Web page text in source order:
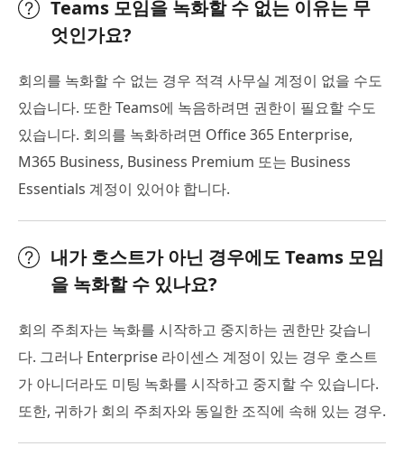
Teams 모임을 녹화할 수 없는 이유는 무
엇인가요?
회의를 녹화할 수 없는 경우 적격 사무실 계정이 없을 수도
있습니다. 또한 Teams에 녹음하려면 권한이 필요할 수도
있습니다. 회의를 녹화하려면 Office 365 Enterprise,
M365 Business, Business Premium 또는 Business
Essentials 계정이 있어야 합니다.
내가 호스트가 아닌 경우에도 Teams 모임
을 녹화할 수 있나요?
회의 주최자는 녹화를 시작하고 중지하는 권한만 갖습니
다. 그러나 Enterprise 라이센스 계정이 있는 경우 호스트
가 아니더라도 미팅 녹화를 시작하고 중지할 수 있습니다.
또한, 귀하가 회의 주최자와 동일한 조직에 속해 있는 경우.